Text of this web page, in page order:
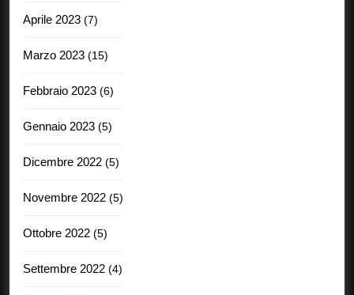
Aprile 2023 (7)
Marzo 2023 (15)
Febbraio 2023 (6)
Gennaio 2023 (5)
Dicembre 2022 (5)
Novembre 2022 (5)
Ottobre 2022 (5)
Settembre 2022 (4)